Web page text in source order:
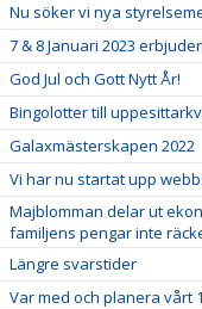
Nu söker vi nya
7 & 8 Januari 2023
God Jul och Gott Nytt År!
Bingolotter till
Galaxmästerskapen 2022
Vi har nu startat upp
Majblomman delar ut
familjens pengar inte
Längre svarstider
Var med och planera vårt